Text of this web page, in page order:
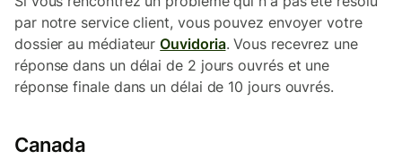
par notre service client, vous pouvez envoyer votre
dossier au médiateurOuvidoria. Vous recevrez une
réponse dans un délai de 2 jours ouvrés et une
réponse finale dans un délai de 10 jours ouvrés.
Canada